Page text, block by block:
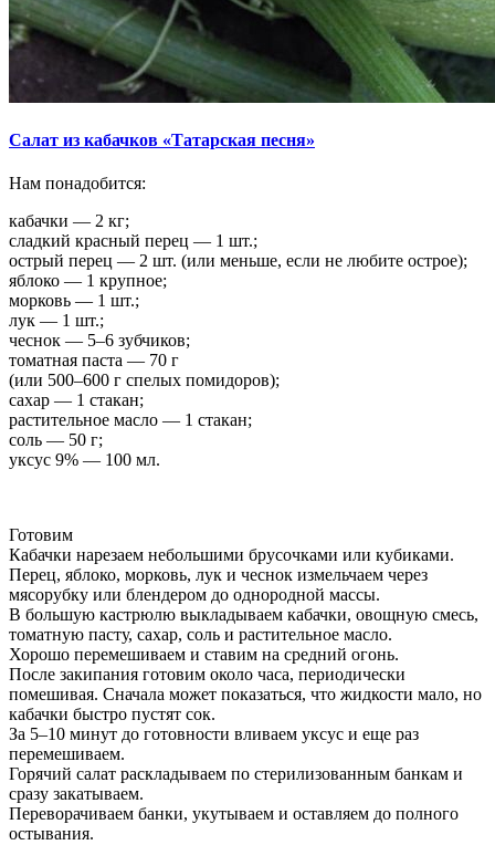
Салат из кабачков «Татарская песня»
Нам понадобится:
кабачки — 2 кг;
сладкий красный перец — 1 шт.;
острый перец — 2 шт. (или меньше, если не любите острое);
яблоко — 1 крупное;
морковь — 1 шт.;
лук — 1 шт.;
чеснок — 5–6 зубчиков;
томатная паста — 70 г
(или 500–600 г спелых помидоров);
сахар — 1 стакан;
растительное масло — 1 стакан;
соль — 50 г;
уксус 9% — 100 мл.
Готовим
Кабачки нарезаем небольшими брусочками или кубиками.
Перец, яблоко, морковь, лук и чеснок измельчаем через
мясорубку или блендером до однородной массы.
В большую кастрюлю выкладываем кабачки, овощную смесь,
томатную пасту, сахар, соль и растительное масло.
Хорошо перемешиваем и ставим на средний огонь.
После закипания готовим около часа, периодически
помешивая. Сначала может показаться, что жидкости мало, но
кабачки быстро пустят сок.
За 5–10 минут до готовности вливаем уксус и еще раз
перемешиваем.
Горячий салат раскладываем по стерилизованным банкам и
сразу закатываем.
Переворачиваем банки, укутываем и оставляем до полного
остывания.